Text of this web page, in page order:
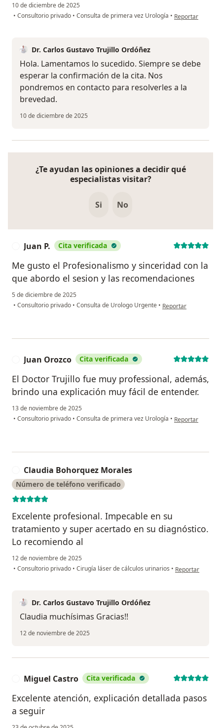
10 de diciembre de 2025
• Consultorio privado • Consulta de primera vez Urología • en opinión del
Reportar
Dr. Carlos Gustavo Trujillo Ordóñez
Hola. Lamentamos lo sucedido. Siempre se debe
esperar la confirmación de la cita. Nos
pondremos en contacto para resolverles a la
brevedad.
10 de diciembre de 2025
¿Te ayudan las opiniones a decidir qué
especialistas visitar?
Si No
Juan P. Cita verificada
Me gusto el Profesionalismo y sinceridad con la
que abordo el sesion y las recomendaciones
5 de diciembre de 2025
• Consultorio privado • Consulta de Urologo Urgente • en opinión del
Reportar
Juan Orozco Cita verificada
El Doctor Trujillo fue muy professional, además,
brindo una explicación muy fácil de entender.
13 de noviembre de 2025
• Consultorio privado • Consulta de primera vez Urología • en opinión del
Reportar
Claudia Bohorquez Morales
Número de teléfono verificado
Excelente profesional. Impecable en su
tratamiento y super acertado en su diagnóstico.
Lo recomiendo al
12 de noviembre de 2025
• Consultorio privado • Cirugía láser de cálculos urinarios • en opinión del
Reportar
Dr. Carlos Gustavo Trujillo Ordóñez
Claudia muchísimas Gracias!!
12 de noviembre de 2025
Miguel Castro Cita verificada
Excelente atención, explicación detallada pasos
a seguir